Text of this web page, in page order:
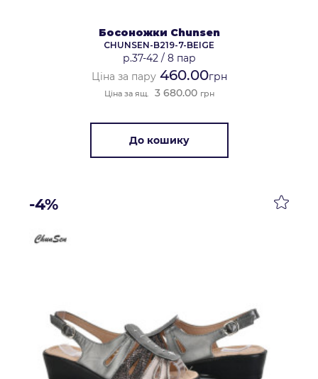
Босоножки Chunsen
CHUNSEN-B219-7-BEIGE
р.37-42 / 8 пар
Ціна за пару460.00грн
Ціна за ящ. 3 680.00 грн
До кошику
-4%